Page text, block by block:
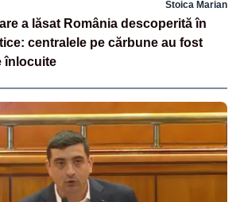
Stoica Marian
a lăsat România descoperită în
centralele pe cărbune au fost
înlocuite